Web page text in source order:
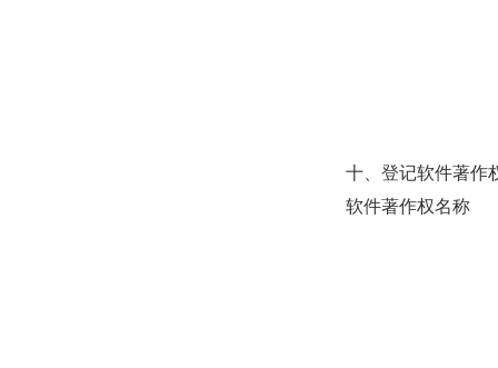
十、登记软件著作
软件著作权名称